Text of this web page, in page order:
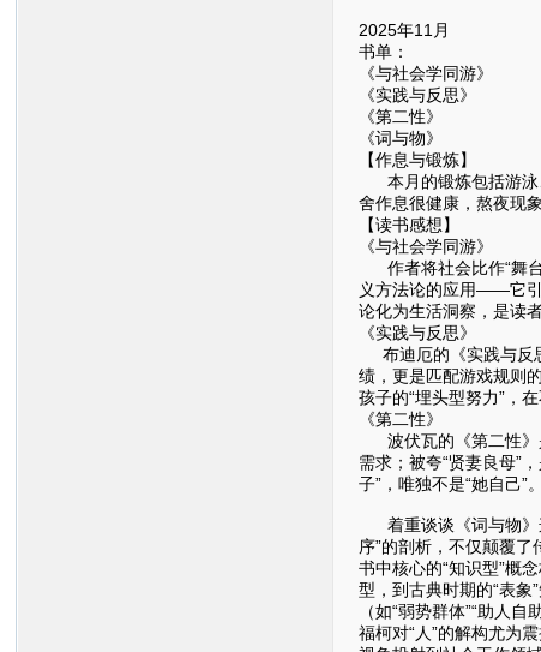
2025年11月
书单：
《与社会学同游》
《实践与反思》
《第二性》
《词与物》
【作息与锻炼】
本月的锻炼包括游泳
舍作息很健康，熬夜现
【读书感想】
《与社会学同游》
作者将社会比作“舞台
义方法论的应用——它引
论化为生活洞察，是读
《实践与反思》
布迪厄的《实践与反思
绩，更是匹配游戏规则
孩子的“埋头型努力”，
《第二性》
波伏瓦的《第二性》
需求；被夸“贤妻良母”
子”，唯独不是“她自己”
着重谈谈《词与物》这
序”的剖析，不仅颠覆了
书中核心的“知识型”概
型，到古典时期的“表象
（如“弱势群体”“助人
福柯对“人”的解构尤为